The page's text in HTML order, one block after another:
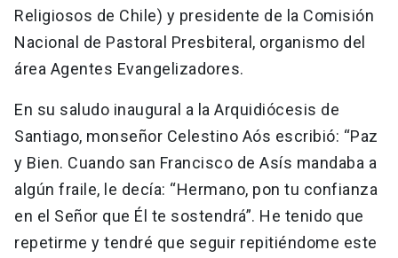
Religiosos de Chile) y presidente de la Comisión
Nacional de Pastoral Presbiteral, organismo del
área Agentes Evangelizadores.
En su saludo inaugural a la Arquidiócesis de
Santiago, monseñor Celestino Aós escribió: “Paz
y Bien. Cuando san Francisco de Asís mandaba a
algún fraile, le decía: “Hermano, pon tu confianza
en el Señor que Él te sostendrá”. He tenido que
repetirme y tendré que seguir repitiéndome este